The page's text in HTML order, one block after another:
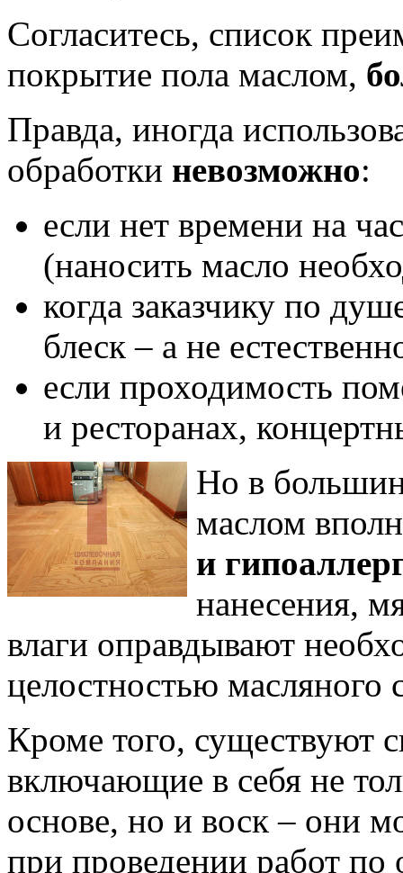
Согласитесь, список
покрытие пола маслом,
Правда, иногда
обработки невозможно:
если нет времени на
(наносить масло
когда заказчику по
блеск – а не
если проходимость
и ресторанах,
Но в
маслом
и
нанесения,
влаги оправдывают
целостностью масляного
Кроме того, существуют
включающие в себя не
основе, но и воск – они
при проведении работ